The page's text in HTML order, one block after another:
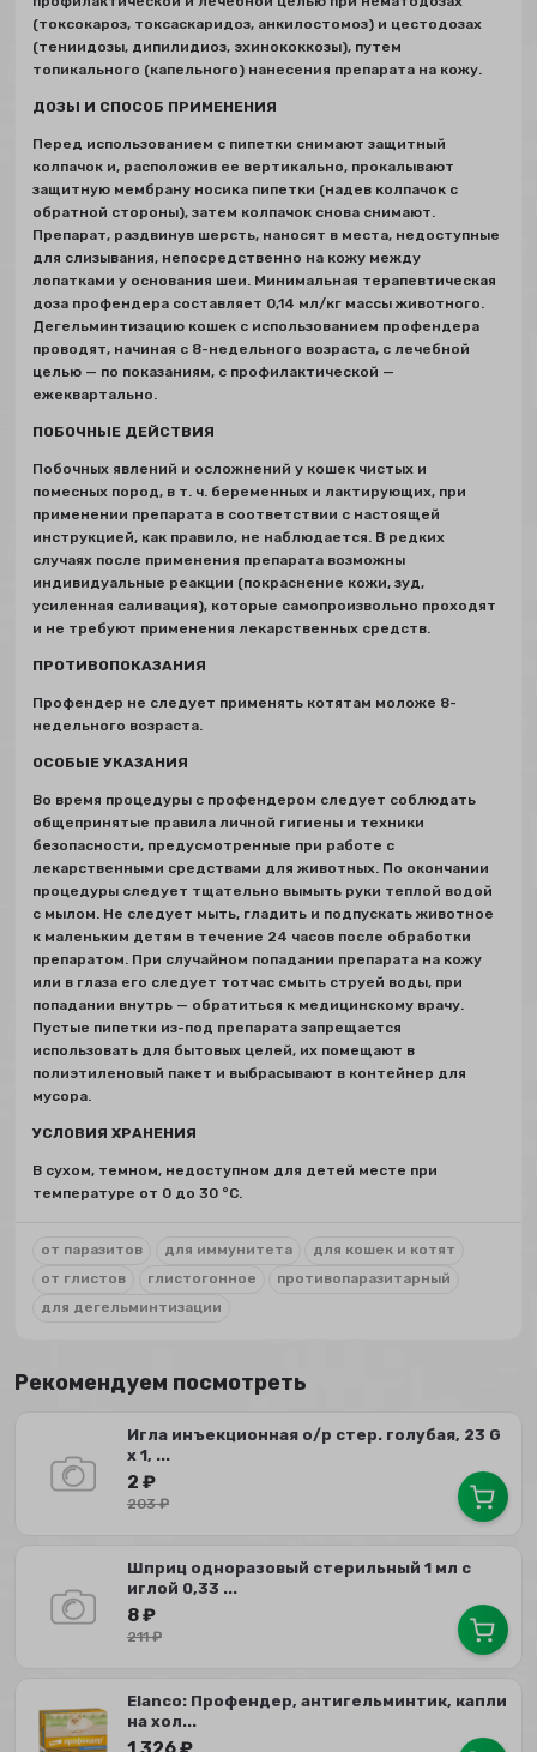
(токсокароз, токсаскаридоз, анкилостомоз) и цестодозах
(тениидозы, дипилидиоз, эхинококкозы), путем
топикального (капельного) нанесения препарата на кожу.
ДОЗЫ И СПОСОБ ПРИМЕНЕНИЯ
Перед использованием с пипетки снимают защитный
колпачок и, расположив ее вертикально, прокалывают
защитную мембрану носика пипетки (надев колпачок с
обратной стороны), затем колпачок снова снимают.
Препарат, раздвинув шерсть, наносят в места, недоступные
для слизывания, непосредственно на кожу между
лопатками у основания шеи. Минимальная терапевтическая
доза профендера составляет 0,14 мл/кг массы животного.
Дегельминтизацию кошек с использованием профендера
проводят, начиная с 8-недельного возраста, с лечебной
целью — по показаниям, с профилактической —
ежеквартально.
ПОБОЧНЫЕ ДЕЙСТВИЯ
Побочных явлений и осложнений у кошек чистых и
помесных пород, в т. ч. беременных и лактирующих, при
применении препарата в соответствии с настоящей
инструкцией, как правило, не наблюдается. В редких
случаях после применения препарата возможны
индивидуальные реакции (покраснение кожи, зуд,
усиленная саливация), которые самопроизвольно проходят
и не требуют применения лекарственных средств.
ПРОТИВОПОКАЗАНИЯ
Профендер не следует применять котятам моложе 8-
недельного возраста.
ОСОБЫЕ УКАЗАНИЯ
Во время процедуры с профендером следует соблюдать
общепринятые правила личной гигиены и техники
безопасности, предусмотренные при работе с
лекарственными средствами для животных. По окончании
процедуры следует тщательно вымыть руки теплой водой
с мылом. Не следует мыть, гладить и подпускать животное
к маленьким детям в течение 24 часов после обработки
препаратом. При случайном попадании препарата на кожу
или в глаза его следует тотчас смыть струей воды, при
попадании внутрь — обратиться к медицинскому врачу.
Пустые пипетки из-под препарата запрещается
использовать для бытовых целей, их помещают в
полиэтиленовый пакет и выбрасывают в контейнер для
мусора.
УСЛОВИЯ ХРАНЕНИЯ
В сухом, темном, недоступном для детей месте при
температуре от 0 до 30 °С.
от паразитов для иммунитета
для кошек и котят
от глистов
глистогонное
противопаразитарный
для дегельминтизации
Рекомендуем посмотреть
Игла инъекционная о/р стер. голубая, 23 G
х 1, ...
2 ₽
203₽
Шприц одноразовый стерильный 1 мл с
иглой 0,33 ...
8₽
211₽
Elanco: Профендер, антигельминтик, капли
на хол...